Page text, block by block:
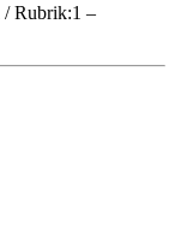
/ Rubrik:1 –